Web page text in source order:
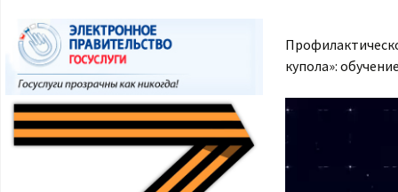
купола»:
Use Left/
advance